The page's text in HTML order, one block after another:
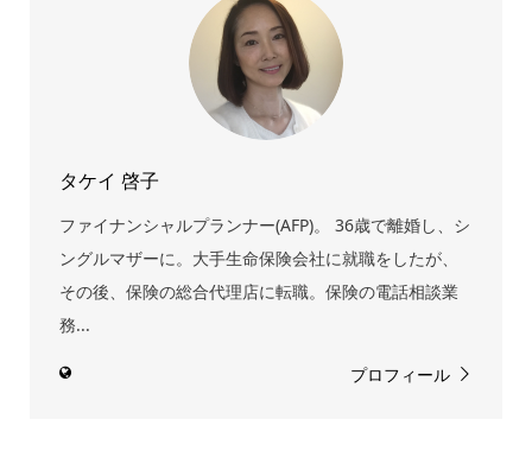
タケイ 啓子
ファイナンシャルプランナー(AFP)。 36歳で離婚し、シ
ングルマザーに。大手生命保険会社に就職をしたが、
その後、保険の総合代理店に転職。保険の電話相談業
務...
プロフィール